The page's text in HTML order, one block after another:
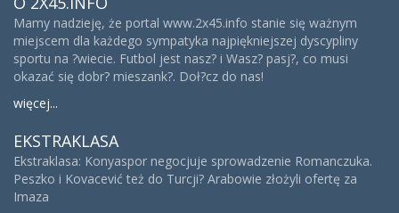
Mamy nadzieję, że portal www.2x45.info stanie się ważnym
miejscem dla każdego sympatyka najpiękniejszej dyscypliny
sportu na ?wiecie. Futbol jest nasz? i Wasz? pasj?, co musi
okazać się dobr? mieszank?. Doł?cz do nas!
więcej...
EKSTRAKLASA
Ekstraklasa: Konyaspor negocjuje sprowadzenie Romanczuka.
Peszko i Kovacević też do Turcji? Arabowie złożyli ofertę za
Imaza